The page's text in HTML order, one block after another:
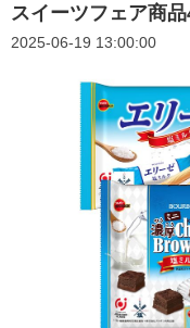
スイーツフェア商
2025-06-19 13:00:00